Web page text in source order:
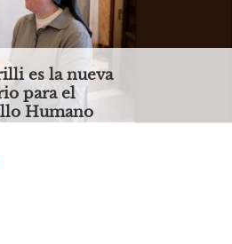
es la nueva
para el
Humano